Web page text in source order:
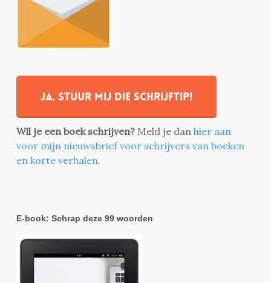
Ja. stuur mij die schrijftip!
Wil je een boek schrijven? Meld je dan hier aan
voor mijn nieuwsbrief voor schrijvers van boeken
en korte verhalen.
E-book: Schrap deze 99 woorden